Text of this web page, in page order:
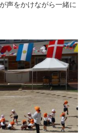
声をかけながら一緒に